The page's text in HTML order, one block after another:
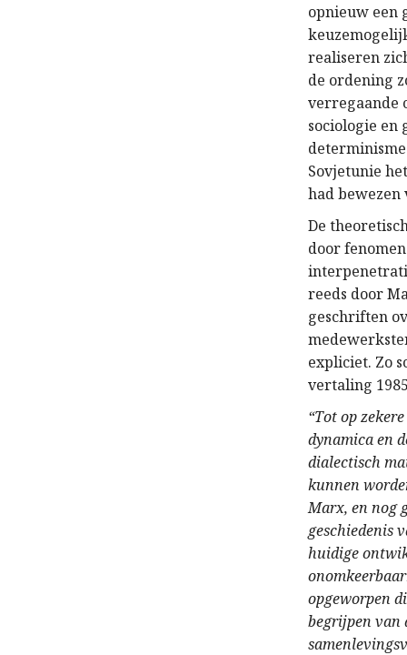
opnieuw een
realiseren
de ordening
verregaande
sociologie en
Sovjetunie
had bewezen
De
door
reeds door
geschriften
expliciet. Zo
vertaling
“Tot op
dynamica en
dialectisch
kunnen
Marx, en nog
geschiedenis
huidige
opgeworpen
begrijpen van